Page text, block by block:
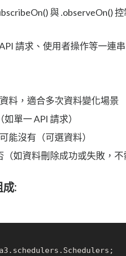
與 .observeOn()
請求、使用者操作等一連
料，適合多次資料變化場景
單一 API 請求）
能沒有（可選資料）
如資料刪除成功或失敗，不
: